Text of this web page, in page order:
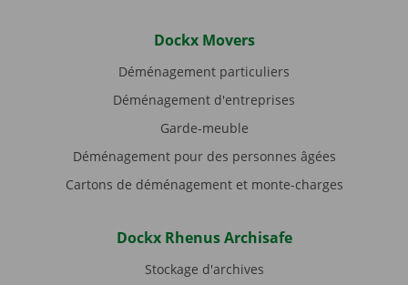
Dockx Movers
Déménagement particuliers
Déménagement d'entreprises
Garde-meuble
Déménagement pour des personnes âgées
Cartons de déménagement et monte-charges
Dockx Rhenus Archisafe
Stockage d'archives